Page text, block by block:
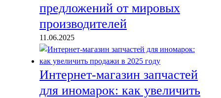
предложений от мировых
производителей
11.06.2025
Интернет-магазин запчастей
для иномарок: как увеличить